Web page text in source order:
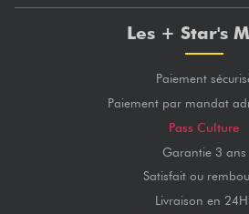
Les + Star's
Paiement
Paiement par mandat
Pass Culture
Garantie 3 ans
Satisfait ou
Livraison en